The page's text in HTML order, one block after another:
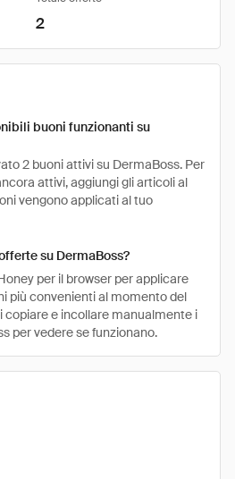
2
buoni funzionanti su
2 buoni attivi su DermaBoss. Per
attivi, aggiungi gli articoli al
vengono applicati al tuo
su DermaBoss?
per il browser per applicare
più convenienti al momento del
copiare e incollare manualmente i
per vedere se funzionano.